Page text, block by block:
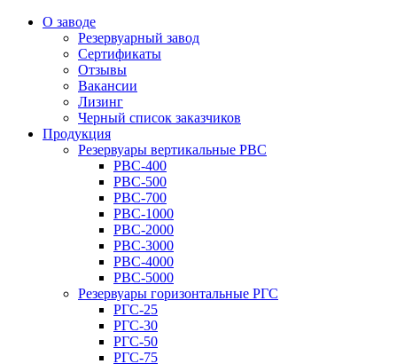
О заводе
Резервуарный завод
Сертификаты
Отзывы
Вакансии
Лизинг
Черный список заказчиков
Продукция
Резервуары вертикальные РВС
РВС-400
РВС-500
РВС-700
РВС-1000
РВС-2000
РВС-3000
РВС-4000
РВС-5000
Резервуары горизонтальные РГС
РГС-25
РГС-30
РГС-50
РГС-75